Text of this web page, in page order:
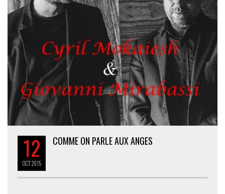
12
OCT2015
COMME ON PARLE AUX ANGES